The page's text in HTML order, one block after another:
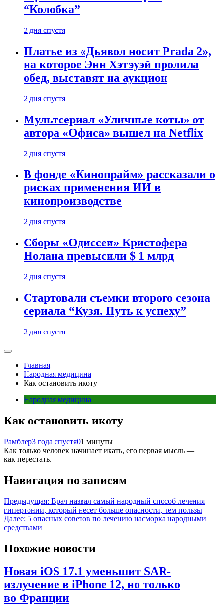
“Колобка”
2 дня спустя
Платье из «Дьявол носит Prada 2»,
на которое Энн Хэтэуэй пролила
обед, выставят на аукцион
2 дня спустя
Мультсериал «Уличные коты» от
автора «Офиса» вышел на Netflix
2 дня спустя
В фонде «Кинопрайм» рассказали о
рисках применения ИИ в
кинопроизводстве
2 дня спустя
Сборы «Одиссеи» Кристофера
Нолана превысили $ 1 млрд
2 дня спустя
Стартовали съемки второго сезона
сериала “Кузя. Путь к успеху”
2 дня спустя
Главная
Народная медицина
Как остановить икоту
Народная медицина
Как остановить икоту
Рамблер3 года спустя01 минуты
Как только человек начинает икать, его первая мысль —
как перестать.
Навигация по записям
Предыдущая: Врач назвал самый народный способ лечения
гипертонии, который несет больше опасности, чем пользы
Далее: 5 опасных советов по лечению насморка народными
средствами
Похожие новости
Новая iOS 17.1 уменьшит SAR-
излучение в iPhone 12, но только
во Франции